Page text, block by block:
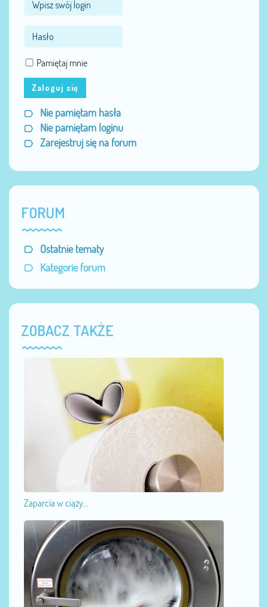
Pamiętaj mnie
Zaloguj się
Nie pamiętam hasła
Nie pamiętam loginu
Zarejestruj się na forum
FORUM
Ostatnie tematy
Kategorie forum
ZOBACZ TAKŻE
Zaparcia w ciąży...